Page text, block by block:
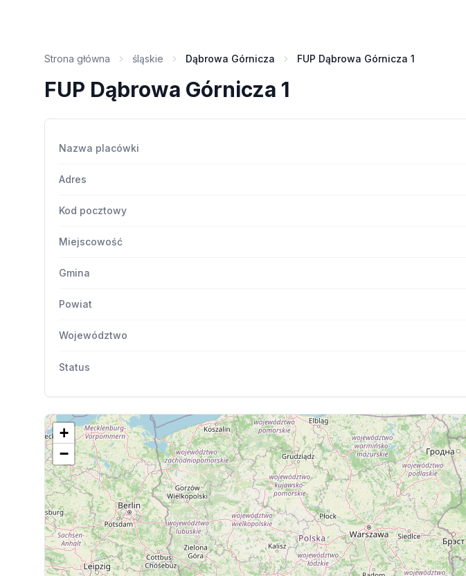
Strona główna śląskie Dąbrowa Górnicza FUP Dąbrowa Górnicza 1
FUP Dąbrowa Górnicza 1
Nazwa placówki
Adres
Kod pocztowy
Miejscowość
Gmina
Powiat
Województwo
Status
+
−